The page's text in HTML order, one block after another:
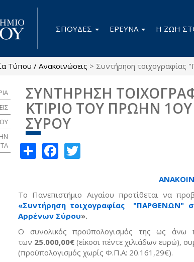
ΣΠΟΥΔΕΣ ΕΡΕΥΝΑ Η ΖΩΗ
Τύπου / Ανακοινώσεις > Συντήρηση
ΣΥΝΤΗΡΗΣΗ
ΚΤΙΡΙΟ ΤΟΥ ΠΡΩΗΝ
ΣΥΡΟΥ
ShareFacebook
Το Πανεπιστήμιο Αιγαίου προτίθεται να
«Συντήρηση τοιχογραφίας "ΠΑΡΘΕΝΩΝ"
Αρρένων Σύρου».
Ο συνολικός προϋπολογισμός της ως άνω
των 25.000,00€ (είκοσι πέντε χιλιάδων ευρώ),
(προϋπολογισμός χωρίς Φ.Π.Α: 20.161,29€).